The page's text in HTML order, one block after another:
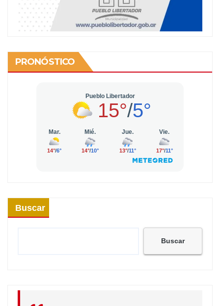
PRONÓSTICO
Buscar
Buscar